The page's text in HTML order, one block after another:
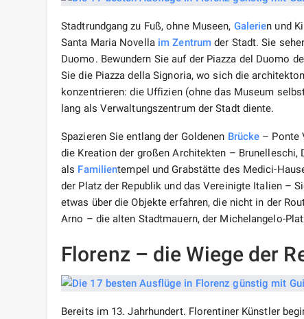
Stadtrundgang zu Fuß, ohne Museen, Galerien und
Santa Maria Novella im Zentrum der Stadt. Sie
Duomo. Bewundern Sie auf der Piazza del Duomo
Sie die Piazza della Signoria, wo sich die
konzentrieren: die Uffizien (ohne das Museum
lang als Verwaltungszentrum der Stadt diente.
Spazieren Sie entlang der Goldenen Brücke – Ponte
die Kreation der großen Architekten –
als Familientempel und Grabstätte des Medici-
der Platz der Republik und das Vereinigte Italien –
etwas über die Objekte erfahren, die nicht in der
Arno – die alten Stadtmauern, der Michelangelo-
Florenz – die Wiege der
Bereits im 13. Jahrhundert. Florentiner Künstler